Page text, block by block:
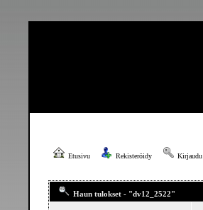
Etusivu Rekisteröidy Kirjaudu
Haun tulokset - "dv12_2522"